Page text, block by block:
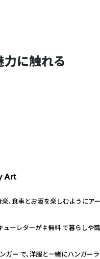
に触れる
Art
、食事とお酒を楽しむようにア
ューレターが♯無料 で暮らしや
ー で、洋服と一緒にハンガー